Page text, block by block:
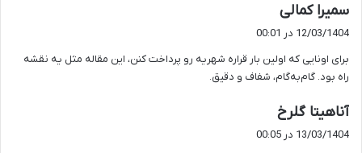
سمیرا کمالی
ف
:
12/03/1404 در 00:01
برای اونایی که اولین بار قراره شهریه رو پرداخت کنن، این مقاله مثل یه نقشه
راه بود. گام‌به‌گام، شفاف و دقیق.
آناهیتا گلرخ
ف
13/03/1404 در 00:05